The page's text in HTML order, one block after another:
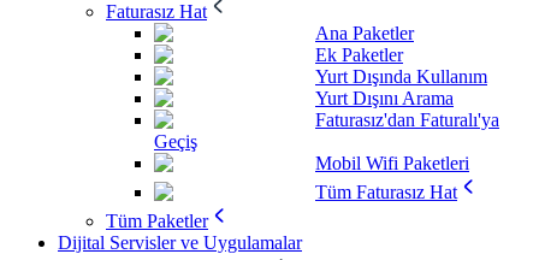
Faturasız Hat
Ana Paketler
Ek Paketler
Yurt Dışında Kullanım
Yurt Dışını Arama
Faturasız'dan Faturalı'ya
Geçiş
Mobil Wifi Paketleri
Tüm Faturasız Hat
Tüm Paketler
Dijital Servisler ve Uygulamalar